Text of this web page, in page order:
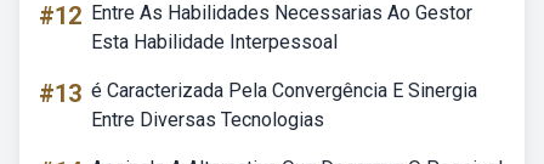
#12 Entre As Habilidades Necessarias Ao Gestor
Esta Habilidade Interpessoal
#13 é Caracterizada Pela Convergência E Sinergia
Entre Diversas Tecnologias